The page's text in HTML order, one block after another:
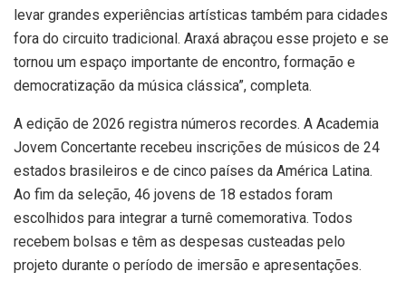
levar grandes experiências artísticas também para cidades
fora do circuito tradicional. Araxá abraçou esse projeto e se
tornou um espaço importante de encontro, formação e
democratização da música clássica”, completa.
A edição de 2026 registra números recordes. A Academia
Jovem Concertante recebeu inscrições de músicos de 24
estados brasileiros e de cinco países da América Latina.
Ao fim da seleção, 46 jovens de 18 estados foram
escolhidos para integrar a turnê comemorativa. Todos
recebem bolsas e têm as despesas custeadas pelo
projeto durante o período de imersão e apresentações.